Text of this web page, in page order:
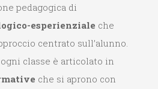
pedagogica di
esperienziale che
centrato sull’alunno.
classe è articolato in
che si aprono con